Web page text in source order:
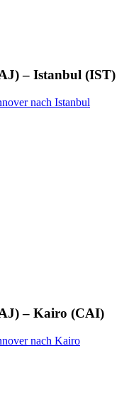
– Istanbul (IST)
nach Istanbul
– Kairo (CAI)
nach Kairo